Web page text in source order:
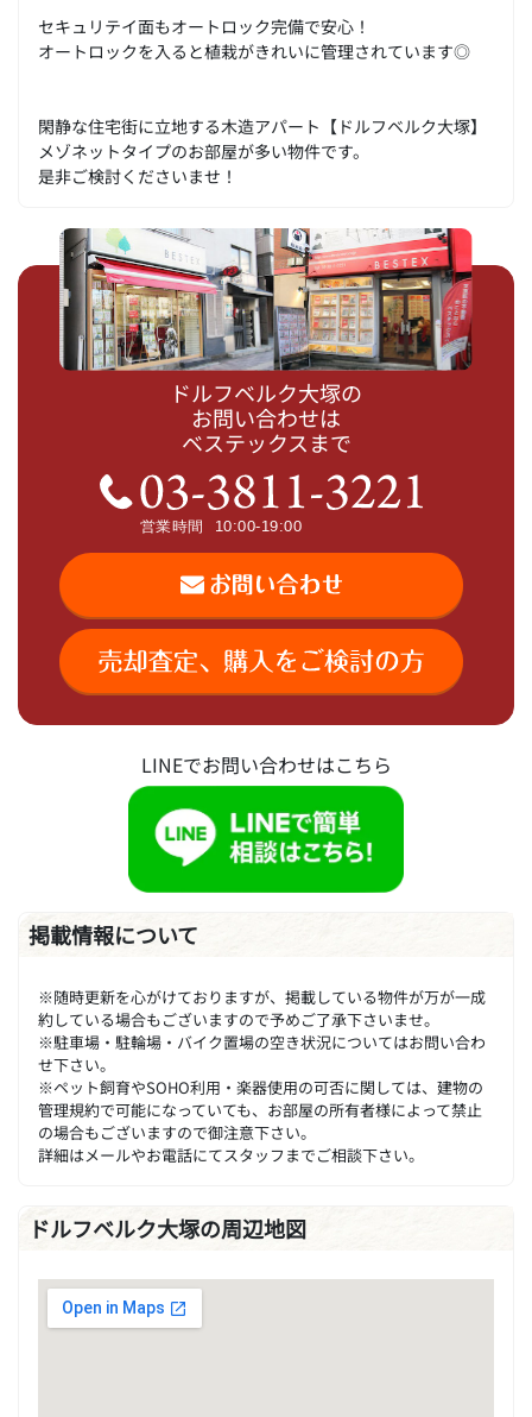
セキュリテイ面もオートロック完備で安心！
オートロックを入ると植栽がきれいに管理されています◎
閑静な住宅街に立地する木造アパート【ドルフベルク大塚】
メゾネットタイプのお部屋が多い物件です。
是非ご検討くださいませ！
ドルフベルク大塚の
お問い合わせは
ベステックスまで
LINEでお問い合わせはこちら
掲載情報について
※随時更新を心がけておりますが、掲載している物件が万が一成
約している場合もございますので予めご了承下さいませ。
※駐車場・駐輪場・バイク置場の空き状況についてはお問い合わ
せ下さい。
※ペット飼育やSOHO利用・楽器使用の可否に関しては、建物の
管理規約で可能になっていても、お部屋の所有者様によって禁止
の場合もございますので御注意下さい。
詳細はメールやお電話にてスタッフまでご相談下さい。
ドルフベルク大塚の周辺地図